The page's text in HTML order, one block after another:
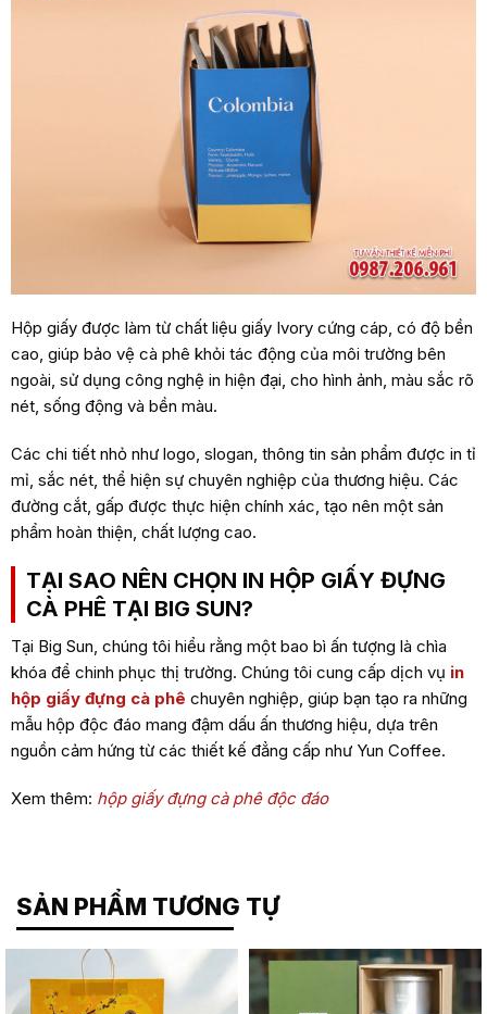
Hộp giấy được làm từ chất liệu giấy Ivory cứng cáp, có độ bền
cao, giúp bảo vệ cà phê khỏi tác động của môi trường bên
ngoài, sử dụng công nghệ in hiện đại, cho hình ảnh, màu sắc rõ
nét, sống động và bền màu.
Các chi tiết nhỏ như logo, slogan, thông tin sản phẩm được in tỉ
mỉ, sắc nét, thể hiện sự chuyên nghiệp của thương hiệu. Các
đường cắt, gấp được thực hiện chính xác, tạo nên một sản
phẩm hoàn thiện, chất lượng cao.
TẠI SAO NÊN CHỌN IN HỘP GIẤY ĐỰNG
CÀ PHÊ TẠI BIG SUN?
Tại Big Sun, chúng tôi hiểu rằng một bao bì ấn tượng là chìa
khóa để chinh phục thị trường. Chúng tôi cung cấp dịch vụ in
hộp giấy đựng cà phê chuyên nghiệp, giúp bạn tạo ra những
mẫu hộp độc đáo mang đậm dấu ấn thương hiệu, dựa trên
nguồn cảm hứng từ các thiết kế đẳng cấp như Yun Coffee.
Xem thêm: hộp giấy đựng cà phê độc đáo
SẢN PHẨM TƯƠNG TỰ